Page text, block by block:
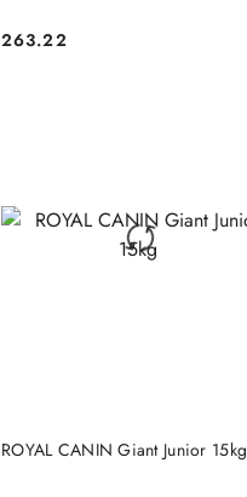
Cena:
263.22
ROYAL CANIN Giant Junior 15kg
DO KOSZYKA